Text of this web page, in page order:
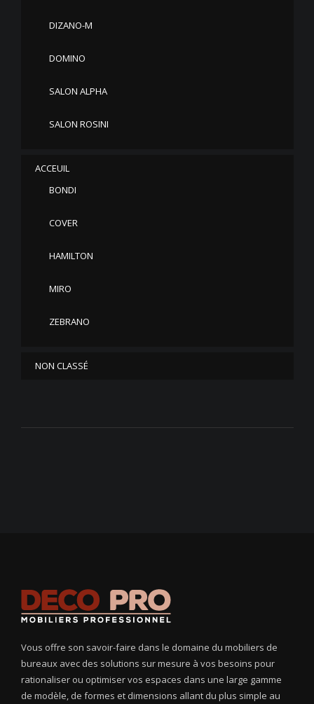
DIZANO-M
DOMINO
SALON ALPHA
SALON ROSINI
ACCEUIL
BONDI
COVER
HAMILTON
MIRO
ZEBRANO
NON CLASSÉ
Vous offre son savoir-faire dans le domaine du mobiliers de
bureaux avec des solutions sur mesure à vos besoins pour
rationaliser ou optimiser vos espaces dans une large gamme
de modèle, de formes et dimensions allant du plus simple au